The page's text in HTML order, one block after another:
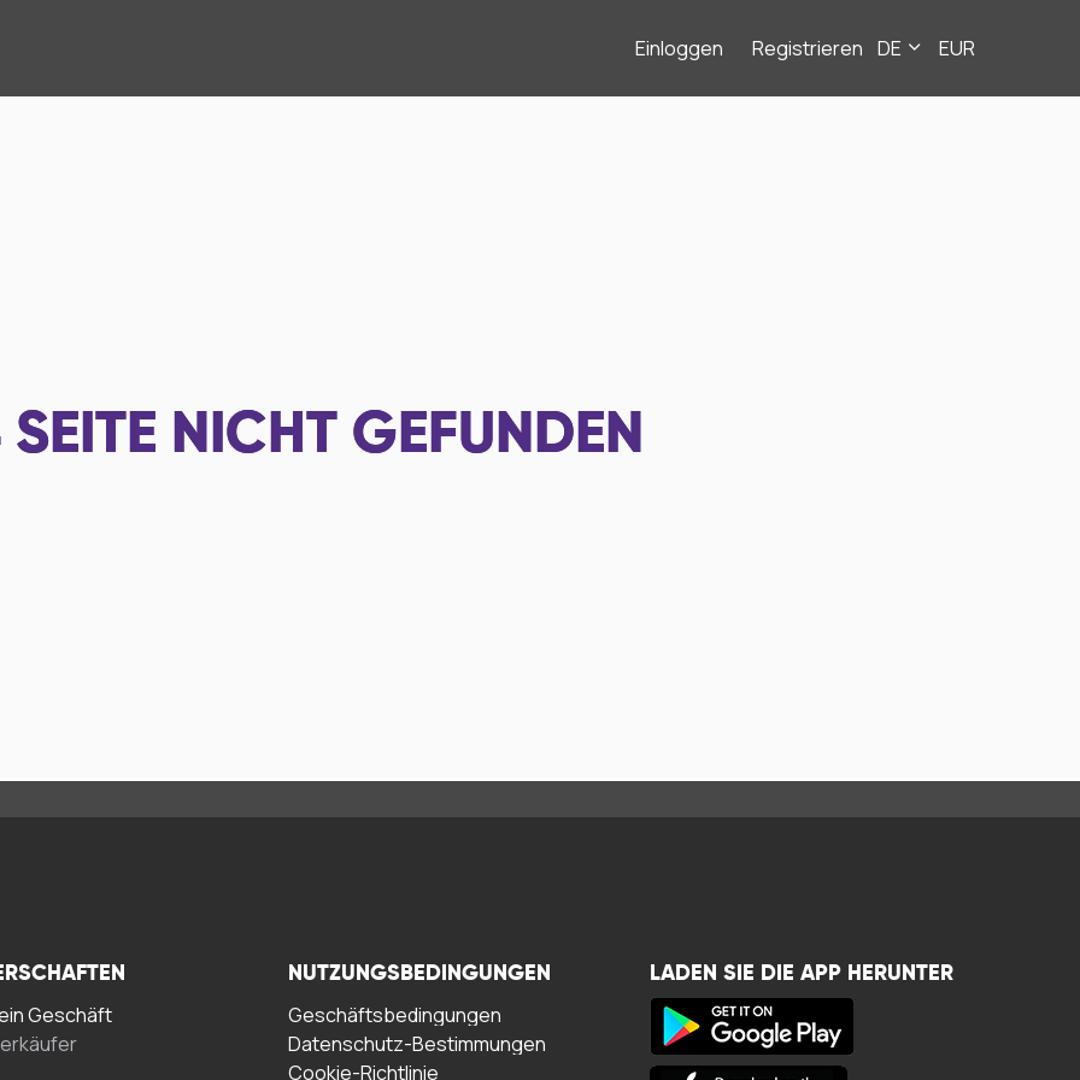
Einloggen Registrieren DE EUR
SEITE NICHT GEFUNDEN
Geschäft
NUTZUNGSBEDINGUNGEN
Geschäftsbedingungen
Datenschutz-Bestimmungen
Cookie-Richtlinie
LADEN SIE DIE APP HERUNTER